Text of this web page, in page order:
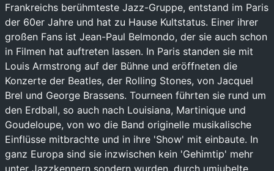
Frankreichs berühmteste Jazz-Gruppe, entstand im Paris
der 60er Jahre und hat zu Hause Kultstatus. Einer ihrer
großen Fans ist Jean-Paul Belmondo, der sie auch schon
in Filmen hat auftreten lassen. In Paris standen sie mit
Louis Armstrong auf der Bühne und eröffneten die
Konzerte der Beatles, der Rolling Stones, von Jacquel
Brel und George Brassens. Tourneen führten sie rund um
den Erdball, so auch nach Louisiana, Martinique und
Goudeloupe, von wo die Band originelle musikalische
Einflüsse mitbrachte und in ihre 'Show' mit einbaute. In
ganz Europa sind sie inzwischen kein 'Gehimtip' mehr
unter Jazzkennern sondern wurden, durch umjubelte